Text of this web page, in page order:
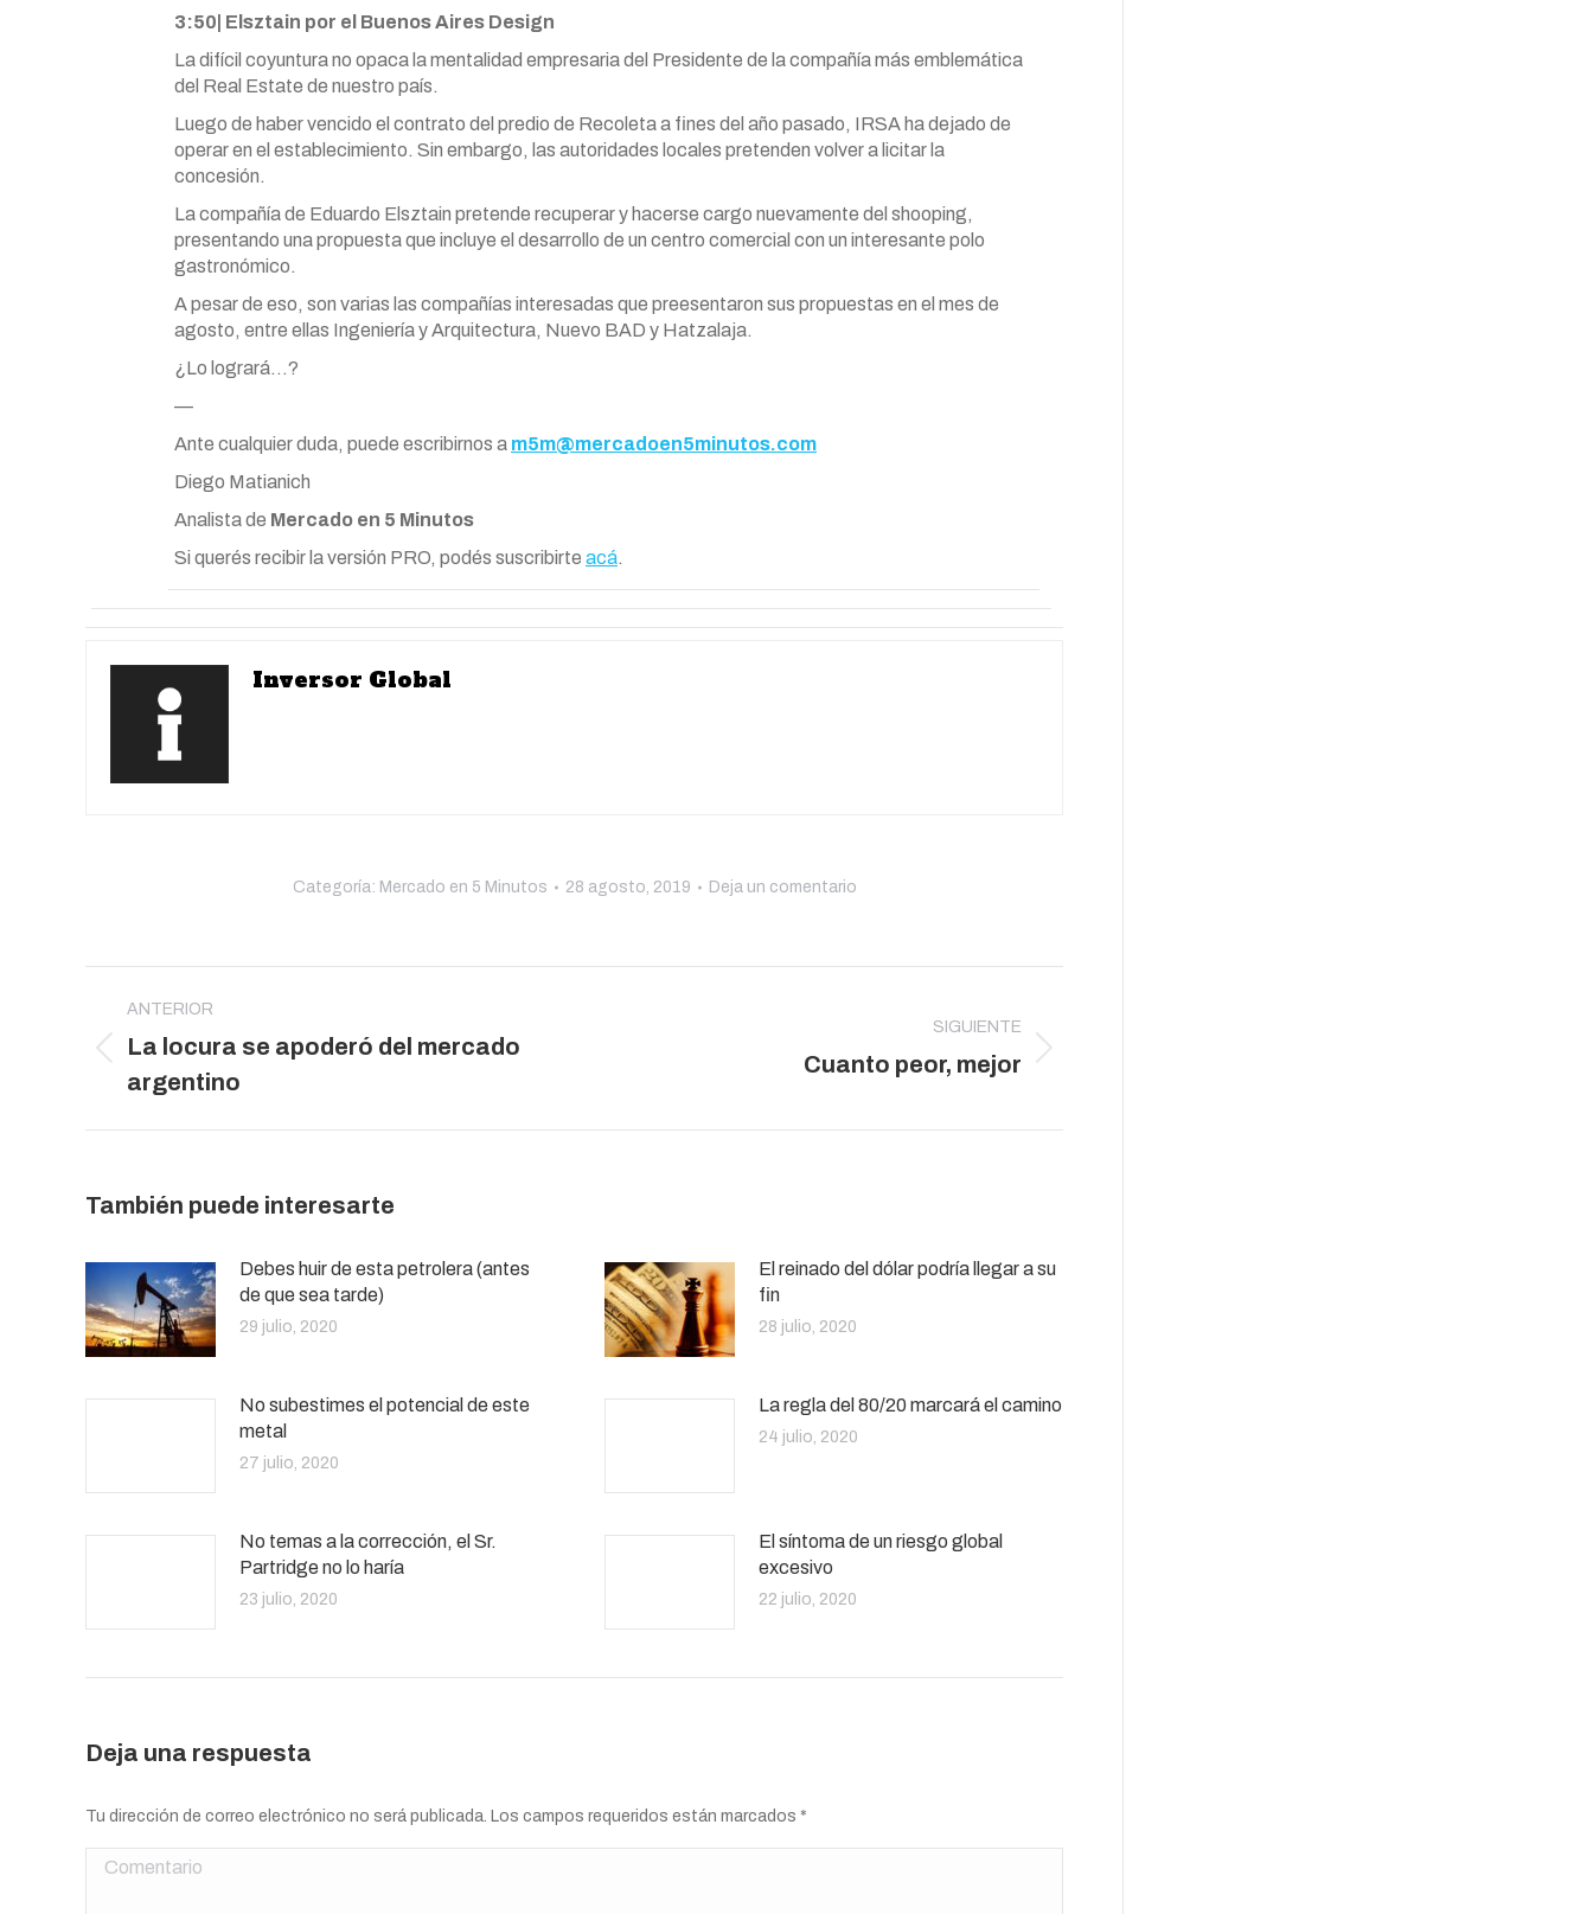
3:50| Elsztain por el Buenos Aires Design
La difícil coyuntura no opaca la mentalidad empresaria del Presidente de la compañía más emblemática
del Real Estate de nuestro país.
Luego de haber vencido el contrato del predio de Recoleta a fines del año pasado, IRSA ha dejado de
operar en el establecimiento. Sin embargo, las autoridades locales pretenden volver a licitar la
concesión.
La compañía de Eduardo Elsztain pretende recuperar y hacerse cargo nuevamente del shooping,
presentando una propuesta que incluye el desarrollo de un centro comercial con un interesante polo
gastronómico.
A pesar de eso, son varias las compañías interesadas que preesentaron sus propuestas en el mes de
agosto, entre ellas Ingeniería y Arquitectura, Nuevo BAD y Hatzalaja.
¿Lo logrará…?
—
Ante cualquier duda, puede escribirnos a m5m@mercadoen5minutos.com
Diego Matianich
Analista de Mercado en 5 Minutos
Si querés recibir la versión PRO, podés suscribirte acá.
Inversor Global
Categoría: Mercado en 5 Minutos 28 agosto, 2019 Deja un comentario
entre
publicaciones
ANTERIOR
Publicación
anterior:
La locura se apoderó del mercado
argentino
SIGUIENTE
Cuanto peor, mejor
También puede interesarte
Debes huir de esta petrolera (antes
de que sea tarde)
29 julio, 2020
El reinado del dólar podría llegar a su
fin
28 julio, 2020
No subestimes el potencial de este
metal
27 julio, 2020
La regla del 80/20 marcará el camino
24 julio, 2020
No temas a la corrección, el Sr.
Partridge no lo haría
23 julio, 2020
El síntoma de un riesgo global
excesivo
22 julio, 2020
Deja una respuesta
Tu dirección de correo electrónico no será publicada. Los campos requeridos están marcados *
Comentario